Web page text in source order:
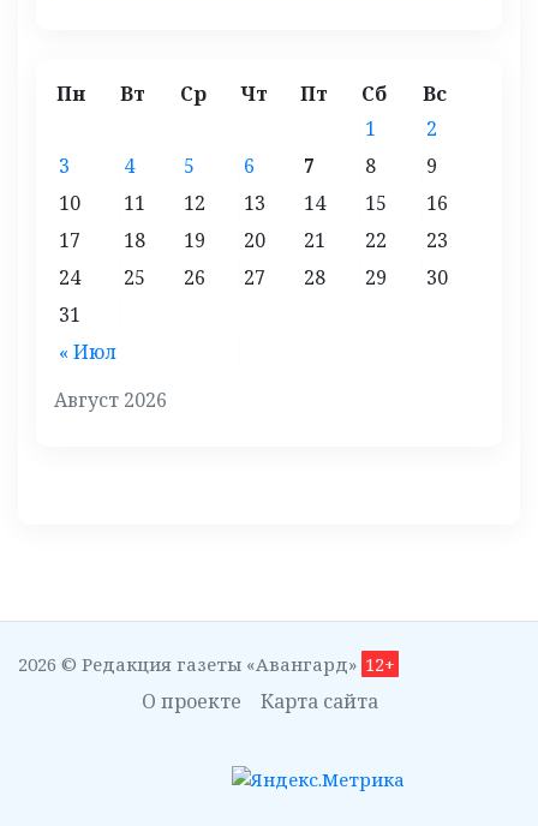
Август 2026
Пн Вт Ср Чт Пт Сб Вс
« Июл
1
2
3
4 5 6 7 8
9
10
11 12 13 14 15
16
17
18 19 20 21 22
23
24
25 26 27 28 29
30
31
2026 © Редакция газеты «Авангард» 12+
О проекте Карта сайта